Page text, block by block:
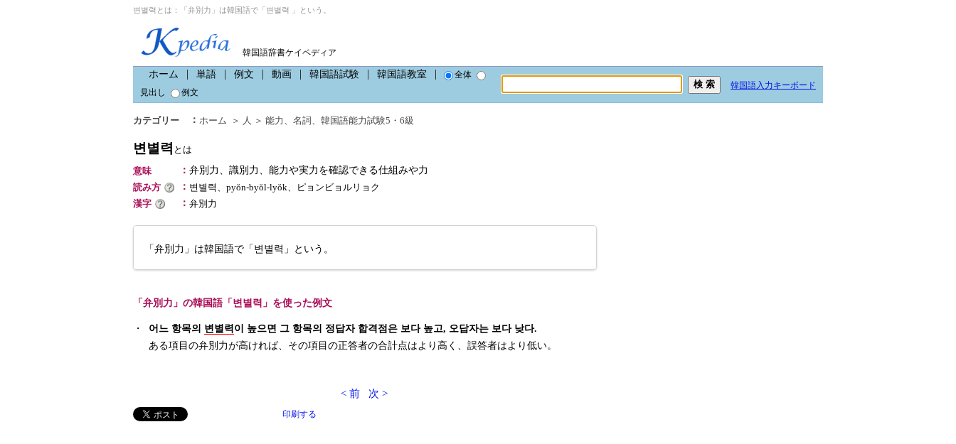
변별력とは：「弁別力」は韓国語で「변별력 」という。
韓国語辞書ケイペディア
ホーム 単語 例文 動画 韓国語試験 韓国語教室
全体
見出し
例文
韓国語入力キーボード
カテゴリー ： ホーム ＞ 人 ＞ 能力 、 名詞 、 韓国語能力試験5・6級
변별력 とは
意味
： 弁別力、識別力、能力や実力を確認できる仕組みや力
読み方
： 변별력、pyŏn-byŏl-lyŏk、ピョンビョルリョク
漢字
： 弁別力
「弁別力」は韓国語で「변별력」という。
「弁別力」の韓国語「변별력」を使った例文
・ 어느 항목의 변별력 이 높으면 그 항목의 정답자 합격점은 보다 높고, 오답자는 보다 낮다.
ある項目の弁別力が高ければ、その項目の正答者の合計点はより高く、誤答者はより低い。
< 前 次 >
印刷する